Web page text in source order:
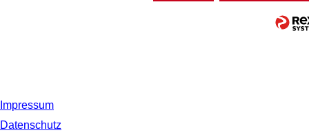
Impressum
Datenschutz